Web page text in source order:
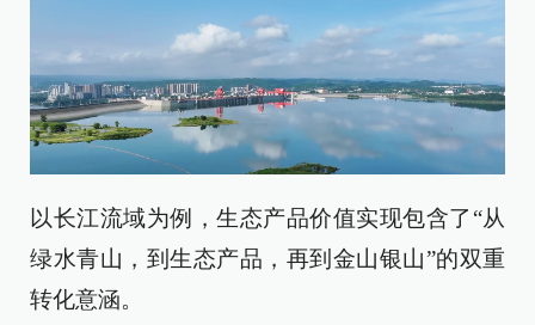
以长江流域为例，生态产品价值实现包含了“从
绿水青山，到生态产品，再到金山银山”的双重
转化意涵。